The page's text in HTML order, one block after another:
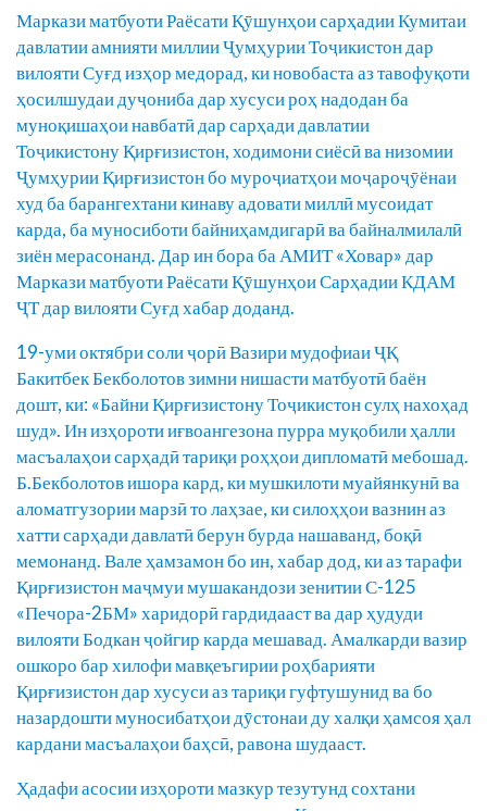
Маркази матбуоти Раёсати Қӯшунҳои сарҳадии Кумитаи
давлатии амнияти миллии Ҷумҳурии Тоҷикистон дар
вилояти Суғд изҳор медорад, ки новобаста аз тавофуқоти
ҳосилшудаи дуҷониба дар хусуси роҳ надодан ба
муноқишаҳои навбатӣ дар сарҳади давлатии
Тоҷикистону Қирғизистон, ходимони сиёсӣ ва низомии
Ҷумҳурии Қирғизистон бо муроҷиатҳои моҷароҷӯёнаи
худ ба барангехтани кинаву адовати миллӣ мусоидат
карда, ба муносиботи байниҳамдигарӣ ва байналмилалӣ
зиён мерасонанд. Дар ин бора ба АМИТ «Ховар» дар
Маркази матбуоти Раёсати Қӯшунҳои Сарҳадии КДАМ
ҶТ дар вилояти Суғд хабар доданд.
19-уми октябри соли ҷорӣ Вазири мудофиаи ҶҚ
Бакитбек Бекболотов зимни нишасти матбуотӣ баён
дошт, ки: «Байни Қирғизистону Тоҷикистон сулҳ нахоҳад
шуд». Ин изҳороти иғвоангезона пурра муқобили ҳалли
масъалаҳои сарҳадӣ тариқи роҳҳои дипломатӣ мебошад.
Б.Бекболотов ишора кард, ки мушкилоти муайянкунӣ ва
аломатгузории марзӣ то лаҳзае, ки силоҳҳои вазнин аз
хатти сарҳади давлатӣ берун бурда нашаванд, боқӣ
мемонанд. Вале ҳамзамон бо ин, хабар дод, ки аз тарафи
Қирғизистон маҷмуи мушакандози зенитии С-125
«Печора-2БМ» харидорӣ гардидааст ва дар ҳудуди
вилояти Бодкан ҷойгир карда мешавад. Амалкарди вазир
ошкоро бар хилофи мавқеъгирии роҳбарияти
Қирғизистон дар хусуси аз тариқи гуфтушунид ва бо
назардошти муносибатҳои дӯстонаи ду халқи ҳамсоя ҳал
кардани масъалаҳои баҳсӣ, равона шудааст.
Ҳадафи асосии изҳороти мазкур тезутунд сохтани